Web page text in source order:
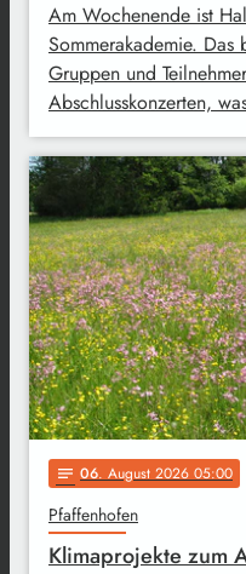
Am Wochenende ist
Sommerakademie. Das
Gruppen und
Abschlusskonzerten,
notes 06. August 2026 05:00
Pfaffenhofen
Klimaprojekte zum